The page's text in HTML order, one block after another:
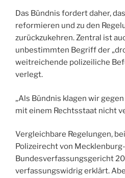
Das Bündnis fordert daher,
reformieren und zu den
zurückzukehren. Zentral ist
unbestimmten Begriff der
weitreichende polizeiliche
verlegt.
„Als Bündnis klagen wir
mit einem Rechtsstaat nicht
Vergleichbare Regelungen,
Polizeirecht von
Bundesverfassungsgericht
verfassungswidrig erklärt.